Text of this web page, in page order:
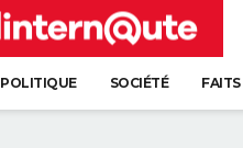
POLITIQUE SOCIÉTÉ FAITS